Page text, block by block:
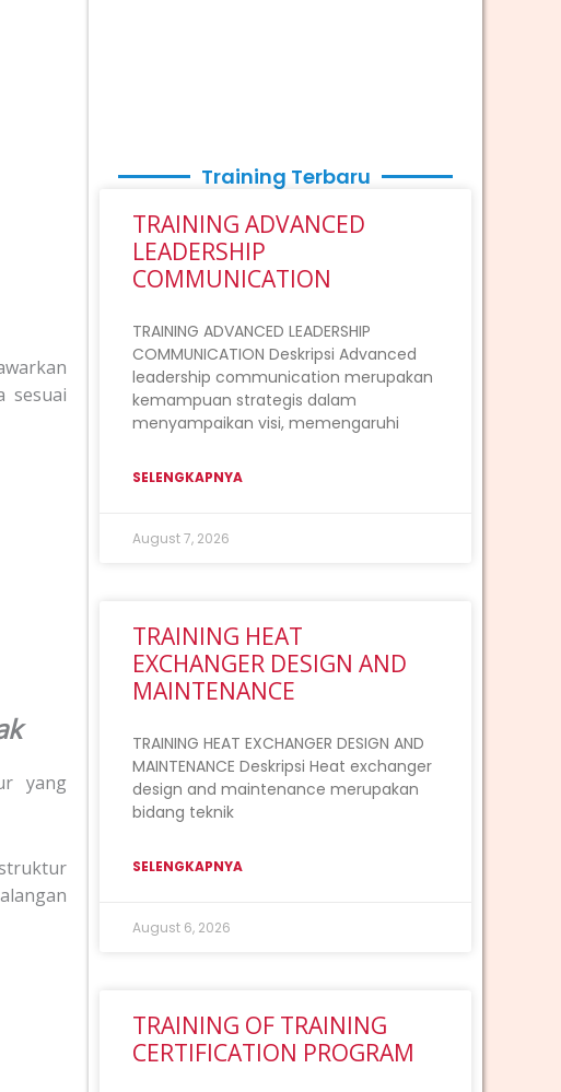
sesuai
yang
Training Terbaru
TRAINING ADVANCED
LEADERSHIP
COMMUNICATION
TRAINING ADVANCED LEADERSHIP
COMMUNICATION Deskripsi Advanced
leadership communication merupakan
kemampuan strategis dalam
menyampaikan visi, memengaruhi
SELENGKAPNYA
August 7, 2026
TRAINING HEAT
EXCHANGER DESIGN AND
MAINTENANCE
TRAINING HEAT EXCHANGER DESIGN AND
MAINTENANCE Deskripsi Heat exchanger
design and maintenance merupakan
bidang teknik
SELENGKAPNYA
August 6, 2026
TRAINING OF TRAINING
CERTIFICATION PROGRAM